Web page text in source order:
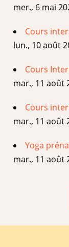
mer., 6 mai
Cours
lun., 10 août
Cours
mar., 11 août
Cours
mar., 11 août
Yoga
mar., 11 août